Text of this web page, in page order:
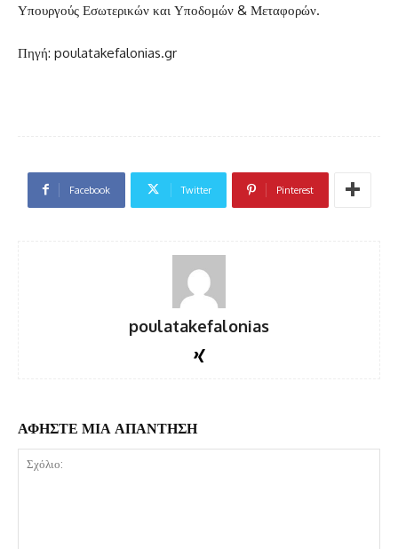
Υπουργούς Εσωτερικών και Υποδομών & Μεταφορών.
Πηγή: poulatakefalonias.gr
Facebook Twitter Pinterest
poulatakefalonias
ΑΦΗΣΤΕ ΜΙΑ ΑΠΑΝΤΗΣΗ